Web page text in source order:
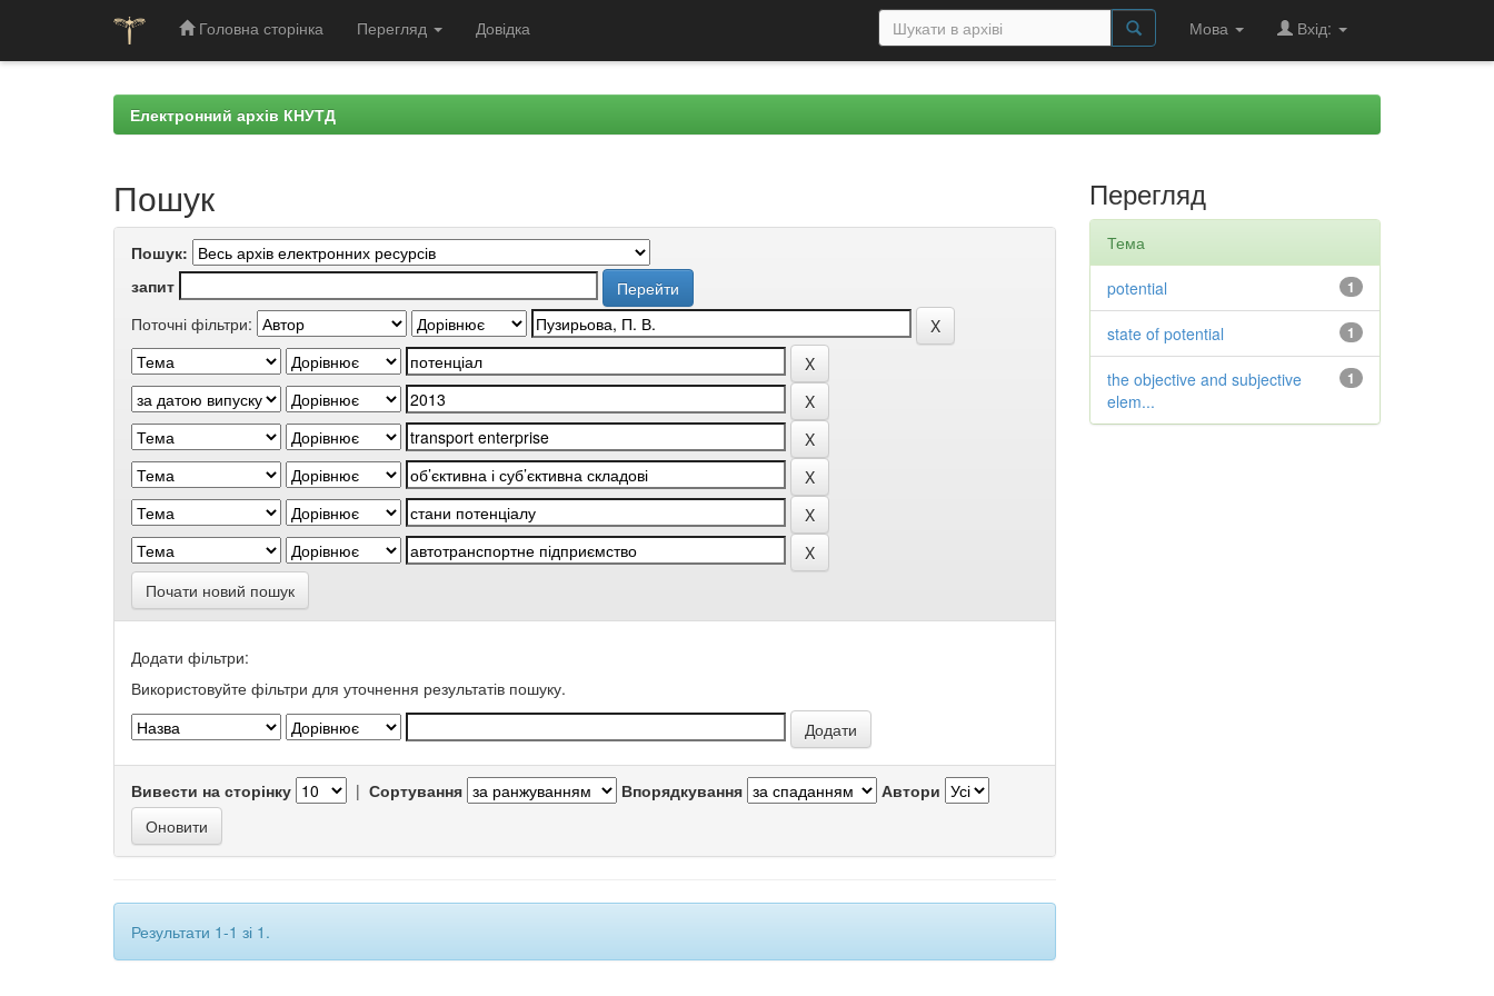
Головна сторінка Перегляд Довідка Мова Вхід:
Електронний архів КНУТД
Пошук
Пошук:
запит
Поточні фільтри:
Почати новий пошук
Додати фільтри:
Використовуйте фільтри для уточнення результатів пошуку.
Вивести на сторінку | Сортування Впорядкування Автори
Результати 1-1 зі 1.
Перегляд
Тема
1
potential
1
state of potential
1
the objective and subjective
elem...